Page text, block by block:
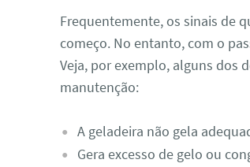
Frequentemente, os sinais de
começo. No entanto, com o
Veja, por exemplo, alguns dos
manutenção:
A geladeira não gela
Gera excesso de gelo ou